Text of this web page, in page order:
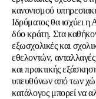
κανονισμού
Ιδρύματος θα ισχύει
δύο κράτη. Στα
εξωσχολικές και
εθελοντών,
και πρακτικής
υπευθύνων από των
κατάλογος μπορεί να